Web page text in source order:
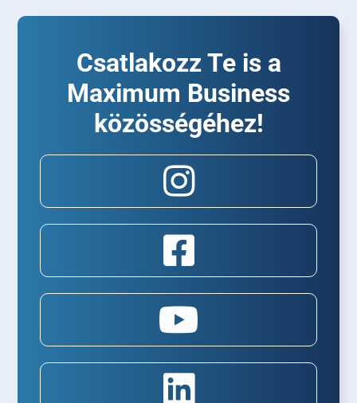
Csatlakozz Te is a
Maximum Business
közösségéhez!